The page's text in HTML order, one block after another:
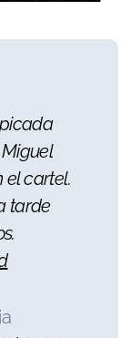
el cartel.
tarde